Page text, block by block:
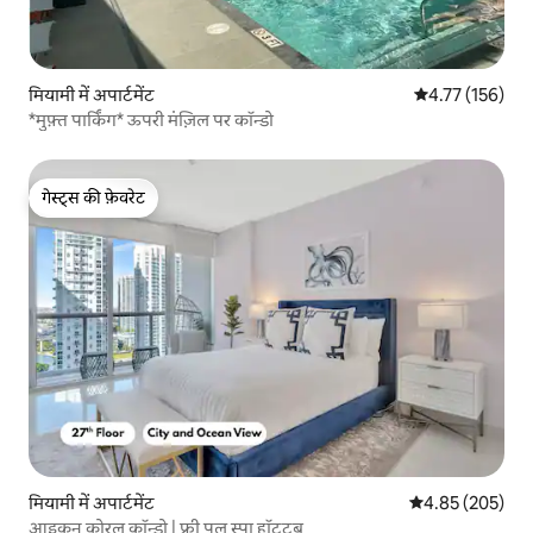
मियामी में अपार्टमेंट औसत रेटिंग 5 में से
4.77 (156)
*मुफ़्त पार्किंग* ऊपरी मंज़िल पर कॉन्डो
गेस्ट्स की फ़ेवरेट
गेस्ट्स की फ़ेवरेट
मियामी में अपार्टमेंट औसत रेटिंग 5 में से
4.85 (205)
आइकन कोरल कॉन्डो | फ्री पूल स्पा हॉटटब